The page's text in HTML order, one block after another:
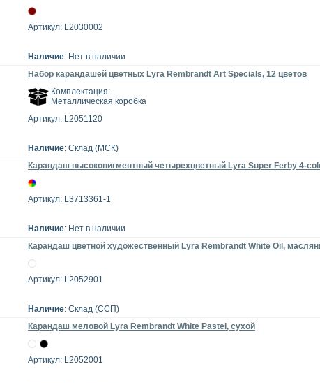
Артикул: L2030002
Наличие: Нет в наличии
Набор карандашей цветных Lyra Rembrandt Art Specials, 12 цветов
Комплектация:
Металлическая коробка
Артикул: L2051120
Наличие: Склад (МСК)
Карандаш высокопигментный четырехцветный Lyra Super Ferby 4-
Артикул: L3713361-1
Наличие: Нет в наличии
Карандаш цветной художественный Lyra Rembrandt White Oil,
Артикул: L2052901
Наличие: Склад (ССП)
Карандаш меловой Lyra Rembrandt White Pastel, сухой
Артикул: L2052001